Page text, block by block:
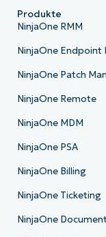
Produkte
NinjaOne RMM
NinjaOne Endpoint
NinjaOne Patch
NinjaOne Remote
NinjaOne MDM
NinjaOne PSA
NinjaOne Billing
NinjaOne Ticketing
NinjaOne